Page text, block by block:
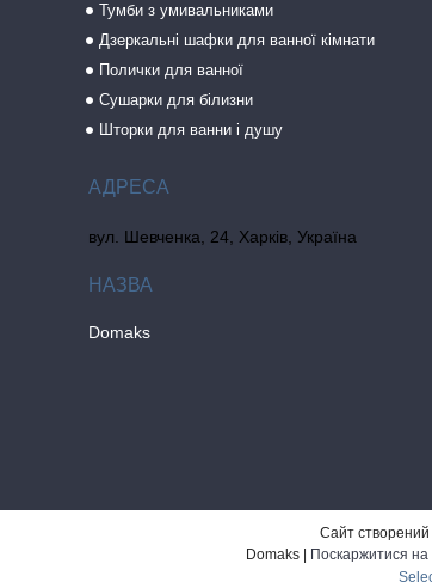
Тумби з умивальниками
Дзеркальні шафки для ванної кімнати
Полички для ванної
Сушарки для білизни
Шторки для ванни і душу
вул. Шевченка, 24, Харків, Україна
Domaks
Сайт створений
Поскаржитися на